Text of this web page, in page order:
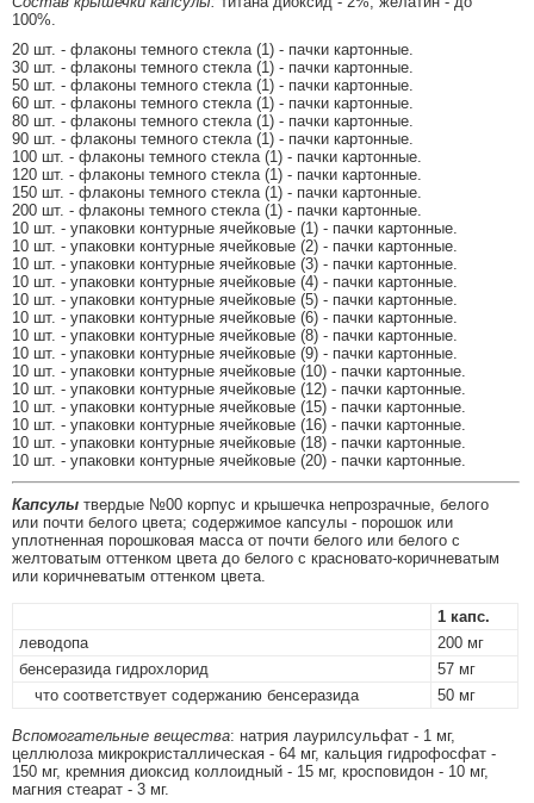
100%.
20 шт. - флаконы темного стекла (1) - пачки картонные.
30 шт. - флаконы темного стекла (1) - пачки картонные.
50 шт. - флаконы темного стекла (1) - пачки картонные.
60 шт. - флаконы темного стекла (1) - пачки картонные.
80 шт. - флаконы темного стекла (1) - пачки картонные.
90 шт. - флаконы темного стекла (1) - пачки картонные.
100 шт. - флаконы темного стекла (1) - пачки картонные.
120 шт. - флаконы темного стекла (1) - пачки картонные.
150 шт. - флаконы темного стекла (1) - пачки картонные.
200 шт. - флаконы темного стекла (1) - пачки картонные.
10 шт. - упаковки контурные ячейковые (1) - пачки картонные.
10 шт. - упаковки контурные ячейковые (2) - пачки картонные.
10 шт. - упаковки контурные ячейковые (3) - пачки картонные.
10 шт. - упаковки контурные ячейковые (4) - пачки картонные.
10 шт. - упаковки контурные ячейковые (5) - пачки картонные.
10 шт. - упаковки контурные ячейковые (6) - пачки картонные.
10 шт. - упаковки контурные ячейковые (8) - пачки картонные.
10 шт. - упаковки контурные ячейковые (9) - пачки картонные.
10 шт. - упаковки контурные ячейковые (10) - пачки картонные.
10 шт. - упаковки контурные ячейковые (12) - пачки картонные.
10 шт. - упаковки контурные ячейковые (15) - пачки картонные.
10 шт. - упаковки контурные ячейковые (16) - пачки картонные.
10 шт. - упаковки контурные ячейковые (18) - пачки картонные.
10 шт. - упаковки контурные ячейковые (20) - пачки картонные.
Капсулы твердые №00 корпус и крышечка непрозрачные, белого
или почти белого цвета; содержимое капсулы - порошок или
уплотненная порошковая масса от почти белого или белого с
желтоватым оттенком цвета до белого с красновато-коричневатым
или коричневатым оттенком цвета.
1 капс.
леводопа
200 мг
бенсеразида гидрохлорид
57 мг
что соответствует содержанию бенсеразида
50 мг
Вспомогательные вещества: натрия лаурилсульфат - 1 мг,
целлюлоза микрокристаллическая - 64 мг, кальция гидрофосфат -
150 мг, кремния диоксид коллоидный - 15 мг, кросповидон - 10 мг,
магния стеарат - 3 мг.